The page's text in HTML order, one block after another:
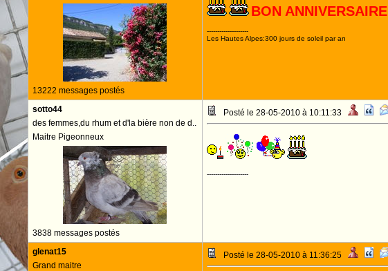
13222 messages postés
BON ANNIVERSAIRE
--------------------
Les Hautes Alpes:300 jours de soleil par an
sotto44
des femmes,du rhum et d'la bière non de d..
Maitre Pigeonneux
3838 messages postés
Posté le 28-05-2010 à 10:11:33
--------------------
glenat15
Grand maitre
Posté le 28-05-2010 à 11:36:25